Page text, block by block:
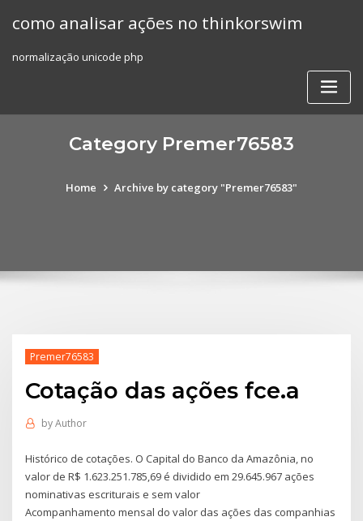
como analisar ações no thinkorswim
normalização unicode php
Category Premer76583
Home Archive by category "Premer76583"
Premer76583
Cotação das ações fce.a
byAuthor
Histórico de cotações. O Capital do Banco da Amazônia, no
valor de R$ 1.623.251.785,69 é dividido em 29.645.967 ações
nominativas escriturais e sem valor
Acompanhamento mensal do valor das ações das companhias